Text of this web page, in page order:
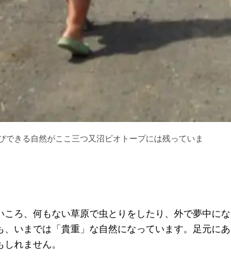
できる自然がここ三つ又沼ビオトープには残っていま
ころ、何もない草原で虫とりをしたり、外で夢中に
、いまでは「貴重」な自然になっています。足元に
しれません。